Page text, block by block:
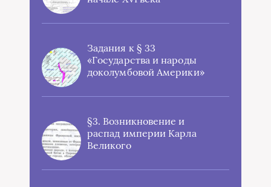
Задания к § 33
«Государства и народы
доколумбовой Америки»
§3. Возникновение и
распад империи Карла
Великого